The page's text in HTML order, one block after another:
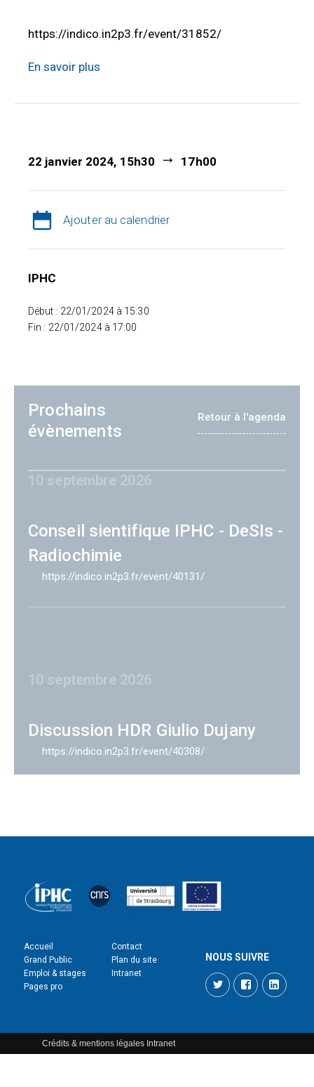
https://indico.in2p3.fr/event/31852/
En savoir plus
22 janvier 2024, 15h30 17h00
Ajouter au calendrier
IPHC
Début : 22/01/2024 à 15:30
Fin : 22/01/2024 à 17:00
Prochains
évènements
Retour à l'agenda
10 septembre 2026
Conseil sientifique IPHC - DeSIs -
Radiochimie
https://indico.in2p3.fr/event/40131/
10 septembre 2026
Discussion HDR Giulio Dujany
https://indico.in2p3.fr/event/40308/
Accueil
Grand Public
Emploi & stages
Pages pro
Contact
Plan du site
Intranet
NOUS SUIVRE
TwitterFacebook
Crédits & mentions légales Intranet